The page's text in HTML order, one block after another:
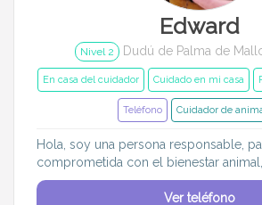
Edward
Nivel 2 Dudú de Palma de
En casa del cuidador Cuidado en mi casa
Teléfono Cuidador de
Hola, soy una persona responsable,
comprometida con el bienestar animal,
Ver teléfono